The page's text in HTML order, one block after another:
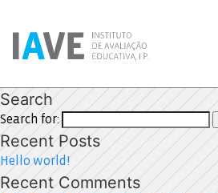
Search
Search for:
Recent Posts
Hello world!
Recent Comments